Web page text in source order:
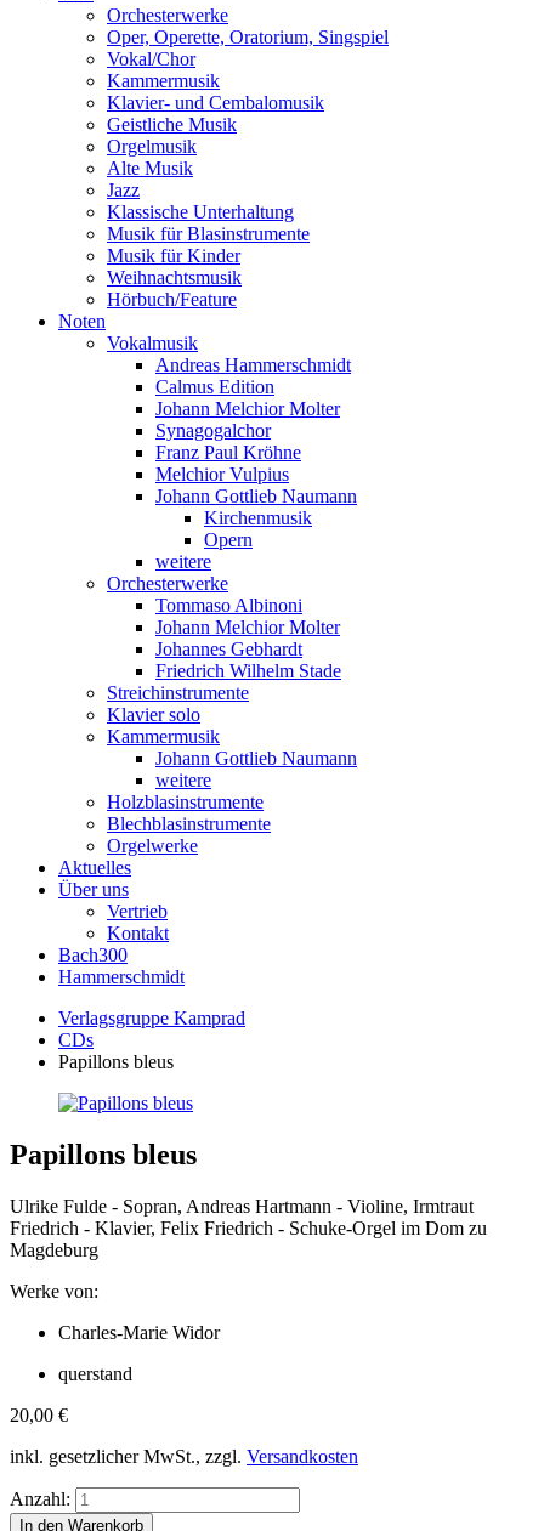
Orchesterwerke
Oper, Operette, Oratorium, Singspiel
Vokal/Chor
Kammermusik
Klavier- und Cembalomusik
Geistliche Musik
Orgelmusik
Alte Musik
Jazz
Klassische Unterhaltung
Musik für Blasinstrumente
Musik für Kinder
Weihnachtsmusik
Hörbuch/Feature
Noten
Vokalmusik
Andreas Hammerschmidt
Calmus Edition
Johann Melchior Molter
Synagogalchor
Franz Paul Kröhne
Melchior Vulpius
Johann Gottlieb Naumann
Kirchenmusik
Opern
weitere
Orchesterwerke
Tommaso Albinoni
Johann Melchior Molter
Johannes Gebhardt
Friedrich Wilhelm Stade
Streichinstrumente
Klavier solo
Kammermusik
Johann Gottlieb Naumann
weitere
Holzblasinstrumente
Blechblasinstrumente
Orgelwerke
Aktuelles
Über uns
Vertrieb
Kontakt
Bach300
Hammerschmidt
Verlagsgruppe Kamprad
CDs
Papillons bleus
Papillons bleus
Ulrike Fulde - Sopran, Andreas Hartmann - Violine, Irmtraut
Friedrich - Klavier, Felix Friedrich - Schuke-Orgel im Dom zu
Magdeburg
Werke von:
Charles-Marie Widor
querstand
20,00 €
inkl. gesetzlicher MwSt., zzgl. Versandkosten
Anzahl: